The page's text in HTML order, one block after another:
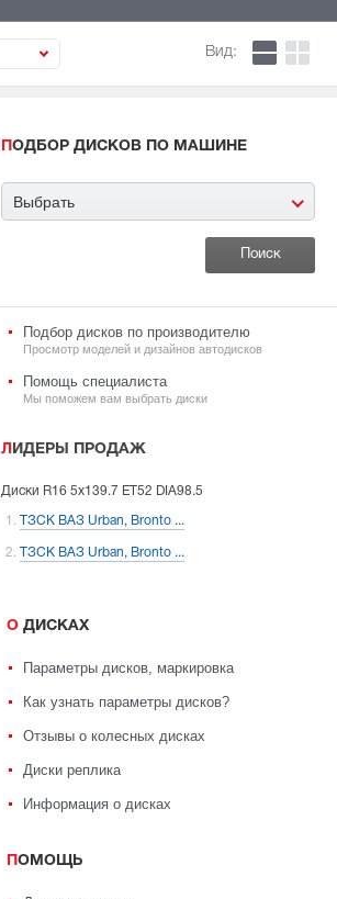
Вид:
ПОДБОР ДИСКОВ ПО МАШИНЕ
Выбрать
Подбор дисков по производителю
Просмотр моделей и дизайнов автодисков
Помощь специалиста
Мы поможем вам выбрать диски
ЛИДЕРЫ ПРОДАЖ
Диски R16 5x139.7 ET52 DIA98.5
ТЗСК ВАЗ Urban, Bronto ...
ТЗСК ВАЗ Urban, Bronto ...
О ДИСКАХ
Параметры дисков, маркировка
Как узнать параметры дисков?
Отзывы о колесных дисках
Диски реплика
Информация о дисках
ПОМОЩЬ